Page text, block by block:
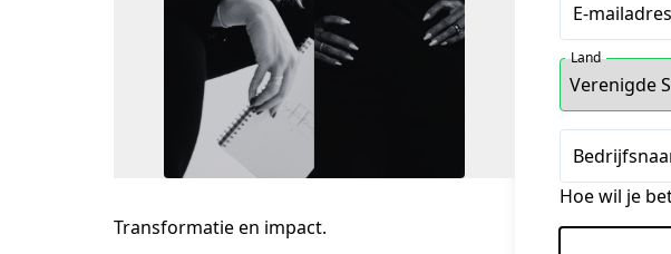
Transformatie en impact.
E-mailadres
Land
Hoe wil je